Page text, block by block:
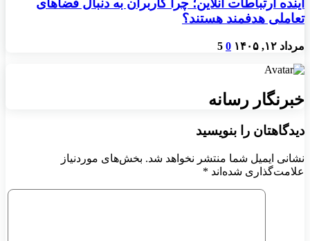
آینده ارتباطات آنلاین؛ چرا کاربران به دنبال فضاهای
تعاملی هدفمند هستند؟
مرداد ۱۲, ۱۴۰۵ 0
5
خبرنگار رسانه
دیدگاهتان را بنویسید
نشانی ایمیل شما منتشر نخواهد شد. بخش‌های موردنیاز
علامت‌گذاری شده‌اند *